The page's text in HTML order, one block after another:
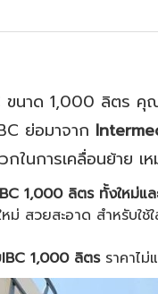
ขนาด 1,000 ลิตร คุ
ย่อมาจาก
กในการเคลื่อนย้าย เ
1,000 ลิตร ทั้งใหม่แ
ม่ สวยสะอาด สำหรับใช้
1,000 ลิตรราคาไม่